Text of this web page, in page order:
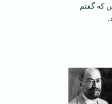
که گفتم